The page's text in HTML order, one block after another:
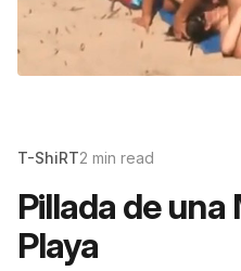
T-ShiRT2 min read
Pillada de una
Playa